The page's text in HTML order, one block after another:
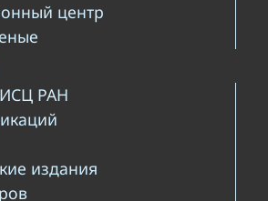
центр
РАН
издания